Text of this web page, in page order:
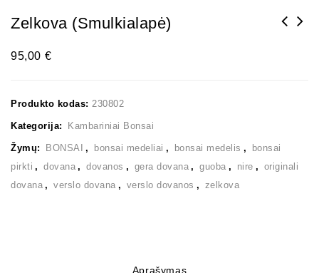
Zelkova (smulkialapė)
95,00 €
Produkto kodas: 230802
Kategorija: Kambariniai Bonsai
Žymų: BONSAI , bonsai medeliai , bonsai medelis ,
bonsai
pirkti , dovana , dovanos , gera dovana , guoba , nire , originali
dovana , verslo dovana , verslo dovanos , zelkova
Aprašymas